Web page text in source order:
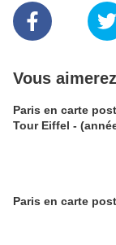
Vous
Paris en carte
Tour Eiffel -
Paris en carte